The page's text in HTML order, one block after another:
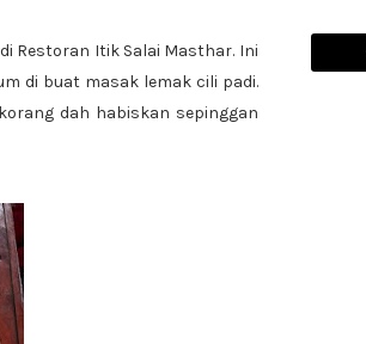
Restoran Itik Salai Masthar. Ini
di buat masak lemak cili padi.
dah habiskan sepinggan